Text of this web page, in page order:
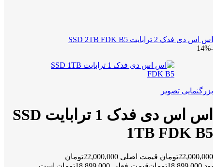
اس اس دی فدک 2 ترابایت SSD 2TB FDK B5
-14%
بزرگنمایی تصویر
اس اس دی فدک 1 ترابایت SSD
1TB FDK B5
22,000,000تومان
قیمت اصلی 22,000,000تومان